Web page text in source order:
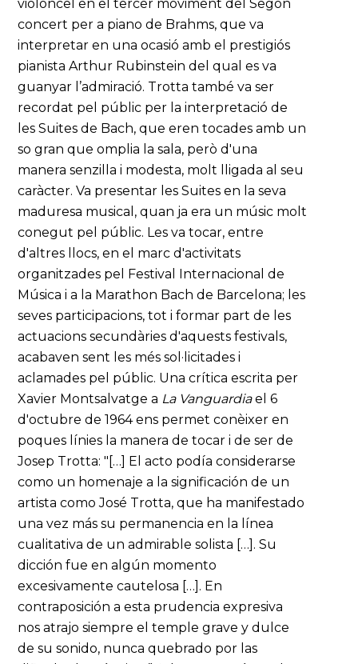
violoncel en el tercer moviment del Segon
concert per a piano de Brahms, que va
interpretar en una ocasió amb el prestigiós
pianista Arthur Rubinstein del qual es va
guanyar l’admiració. Trotta també va ser
recordat pel públic per la interpretació de
les Suites de Bach, que eren tocades amb un
so gran que omplia la sala, però d'una
manera senzilla i modesta, molt lligada al seu
caràcter. Va presentar les Suites en la seva
maduresa musical, quan ja era un músic molt
conegut pel públic. Les va tocar, entre
d'altres llocs, en el marc d'activitats
organitzades pel Festival Internacional de
Música i a la Marathon Bach de Barcelona; les
seves participacions, tot i formar part de les
actuacions secundàries d'aquests festivals,
acabaven sent les més sol·licitades i
aclamades pel públic. Una crítica escrita per
Xavier Montsalvatge a La Vanguardiael 6
d'octubre de 1964 ens permet conèixer en
poques línies la manera de tocar i de ser de
Josep Trotta: "[…] El acto podía considerarse
como un homenaje a la significación de un
artista como José Trotta, que ha manifestado
una vez más su permanencia en la línea
cualitativa de un admirable solista […]. Su
dicción fue en algún momento
excesivamente cautelosa […]. En
contraposición a esta prudencia expresiva
nos atrajo siempre el temple grave y dulce
de su sonido, nunca quebrado por las